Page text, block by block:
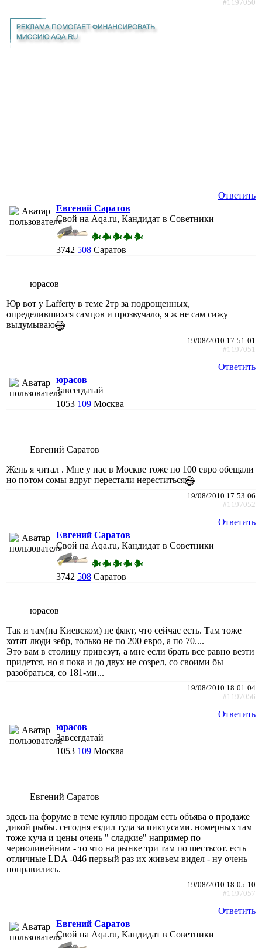
#1197050
Ответить
Евгений Саратов
Свой на Aqa.ru, Кандидат в Советники
3742 508 Саратов
юрасов
Юр вот у Lafferty в теме 2тр за подрощенных,
определившихся самцов и прозвучало, я ж не сам сижу
выдумываю
19/08/2010 17:51:01
#1197051
Ответить
юрасов
Завсегдатай
1053 109 Москва
Евгений Саратов
Жень я читал . Мне у нас в Москве тоже по 100 евро обещали
но потом сомы вдруг перестали нереститься
19/08/2010 17:53:06
#1197052
Ответить
Евгений Саратов
Свой на Aqa.ru, Кандидат в Советники
3742 508 Саратов
юрасов
Так и там(на Киевском) не факт, что сейчас есть. Там тоже
хотят люди зебр, только не по 200 евро, а по 70....
Это вам в столицу привезут, а мне если брать все равно везти
придется, но я пока и до двух не созрел, со своими бы
разобраться, со 181-ми...
19/08/2010 18:01:04
#1197056
Ответить
юрасов
Завсегдатай
1053 109 Москва
Евгений Саратов
здесь на форуме в теме куплю продам есть объява о продаже
дикой рыбы. сегодня ездил туда за пиктусами. номерных там
тоже куча и цены очень " сладкие" например по
чернолинейним - то что на рынке три там по шестьсот. есть
отличные LDA -046 первый раз их живьем видел - ну очень
понравились.
19/08/2010 18:05:10
#1197057
Ответить
Евгений Саратов
Свой на Aqa.ru, Кандидат в Советники